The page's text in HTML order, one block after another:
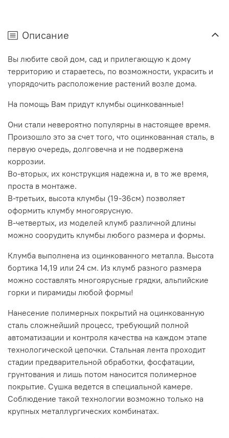
Описание
Вы любите свой дом, сад и прилегающую к дому
территорию и стараетесь, по возможности, украсить и
упорядочить расположение растений возле дома.
На помощь Вам придут клумбы оцинкованные!
Они стали невероятно популярны в настоящее время.
Произошло это за счет того, что оцинкованная сталь, в
первую очередь, долговечна и не подвержена
коррозии.
Во-вторых, их конструкция надежна и, в то же время,
проста в монтаже.
В-третьих, высота клумбы (19-36см) позволяет
оформить клумбу многоярусную.
В-четвертых, из моделей клумб различной длины
можно соорудить клумбы любого размера и формы.
Клумба выполнена из оцинкованного металла. Высота
бортика 14,19 или 24 см. Из клумб разного размера
можно составлять многоярусные грядки, альпийские
горки и пирамиды любой формы!
Нанесение полимерных покрытий на оцинкованную
сталь сложнейший процесс, требующий полной
автоматизации и контроля качества на каждом этапе
технологической цепочки. Стальная лента проходит
стадии предварительной обработки, фосфатации,
грунтования и лишь потом наносится полимерное
покрытие. Сушка ведется в специальной камере.
Соблюдение такой технологии возможно только на
крупных металлургических комбинатах.